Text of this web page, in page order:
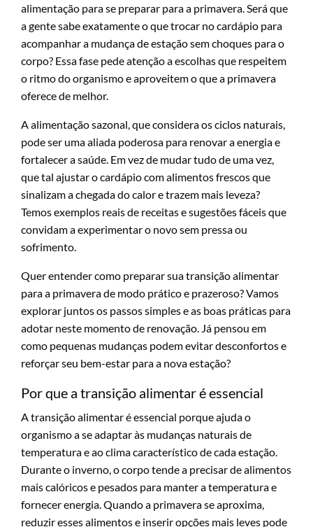
alimentação para se preparar para a primavera. Será que
a gente sabe exatamente o que trocar no cardápio para
acompanhar a mudança de estação sem choques para o
corpo? Essa fase pede atenção a escolhas que respeitem
o ritmo do organismo e aproveitem o que a primavera
oferece de melhor.
A alimentação sazonal, que considera os ciclos naturais,
pode ser uma aliada poderosa para renovar a energia e
fortalecer a saúde. Em vez de mudar tudo de uma vez,
que tal ajustar o cardápio com alimentos frescos que
sinalizam a chegada do calor e trazem mais leveza?
Temos exemplos reais de receitas e sugestões fáceis que
convidam a experimentar o novo sem pressa ou
sofrimento.
Quer entender como preparar sua transição alimentar
para a primavera de modo prático e prazeroso? Vamos
explorar juntos os passos simples e as boas práticas para
adotar neste momento de renovação. Já pensou em
como pequenas mudanças podem evitar desconfortos e
reforçar seu bem-estar para a nova estação?
Por que a transição alimentar é essencial
A transição alimentar é essencial porque ajuda o
organismo a se adaptar às mudanças naturais de
temperatura e ao clima característico de cada estação.
Durante o inverno, o corpo tende a precisar de alimentos
mais calóricos e pesados para manter a temperatura e
fornecer energia. Quando a primavera se aproxima,
reduzir esses alimentos e inserir opções mais leves pode